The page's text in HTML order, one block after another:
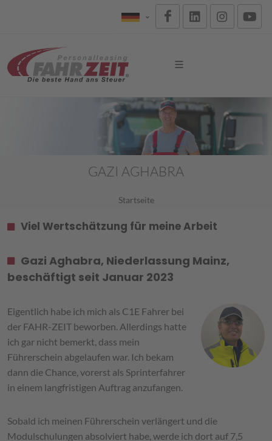
GAZI AGHABRA
Startseite
Viel Wertschätzung für meine Arbeit
Gazi Aghabra, Niederlassung Mainz,
beschäftigt seit Januar 2023
Eigentlich habe ich mich als C1E Fahrer bei
der FAHR-ZEIT beworben. Allerdings hatte
ich gar nicht bemerkt, dass mein
Führerschein abgelaufen war. Ich bekam
dann die Chance, vorerst als Sprinterfahrer
in einem langfristigen Auftrag anzufangen.
Sobald ich meinen Führerschein verlängert und die
Modulschulungen absolviert habe, werde ich dort auf 7,5